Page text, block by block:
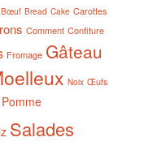
Bœuf Bread Cake Carottes
Comment Confiture
Fromage Gâteau
Noix Œufs
Pomme
Salades